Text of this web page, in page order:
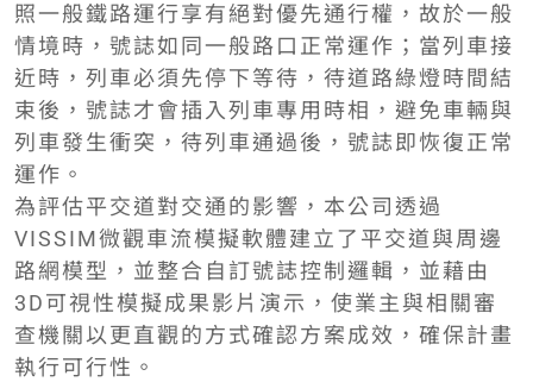
照一般鐵路運行享有絕對優先通行權，故於一般
情境時，號誌如同一般路口正常運作；當列車接
近時，列車必須先停下等待，待道路綠燈時間結
束後，號誌才會插入列車專用時相，避免車輛與
列車發生衝突，待列車通過後，號誌即恢復正常
運作。
為評估平交道對交通的影響，本公司透過
VISSIM微觀車流模擬軟體建立了平交道與周邊
路網模型，並整合自訂號誌控制邏輯，並藉由
3D可視性模擬成果影片演示，使業主與相關審
查機關以更直觀的方式確認方案成效，確保計畫
執行可行性。